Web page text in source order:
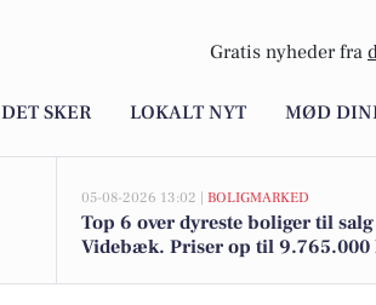
Gratis nyheder fra
DET SKER LOKALT NYT MØD
05-08-2026 13:02 | BOLIGMARKED
Top 6 over dyreste boliger til
Videbæk. Priser op til 9.765.000